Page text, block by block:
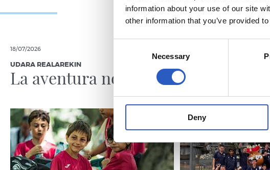
information about your use of our site
other information that you’ve provided
Necessary
Deny
18/07/2026
UDARA REALAREKIN
La aventura no para A por la
jornada